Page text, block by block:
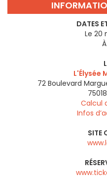
DATES
Le 20
L'Élysée
72 Boulevard
75018
Calcul
Infos
SITE